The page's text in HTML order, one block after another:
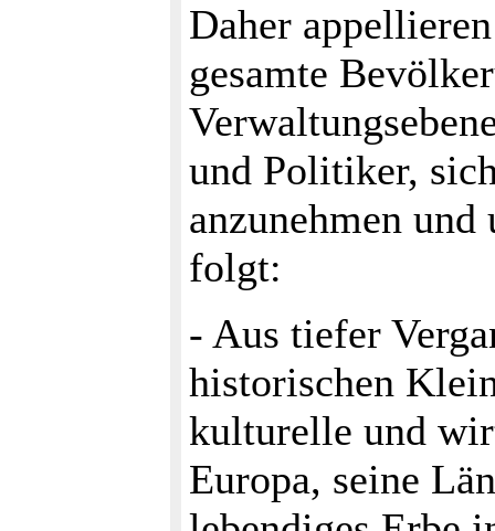
Daher
gesamte
und Politiker,
anzunehmen
folgt:
- Aus tiefer
historischen
kulturelle und
Europa, seine